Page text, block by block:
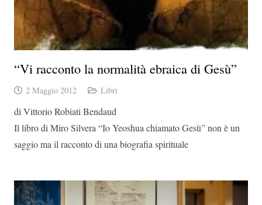
“Vi racconto la normalità ebraica di Gesù”
2 Maggio 2012 Libri
di Vittorio Robiati Bendaud
Il libro di Miro Silvera “Io Yeoshua chiamato Gesù” non è un
saggio ma il racconto di una biografia spirituale